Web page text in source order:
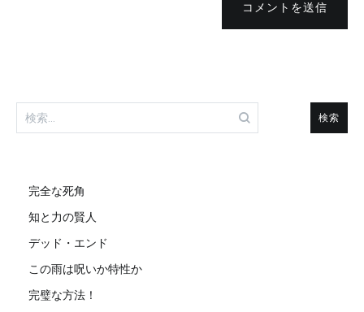
コメントを送信
検
索:
完全な死角
知と力の賢人
デッド・エンド
この雨は呪いか特性か
完璧な方法！